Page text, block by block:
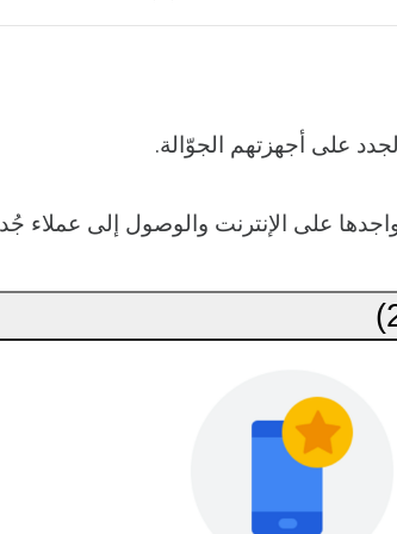
على أجهزتهم الجوّالة.
على الإنترنت والوصول إلى عملاء